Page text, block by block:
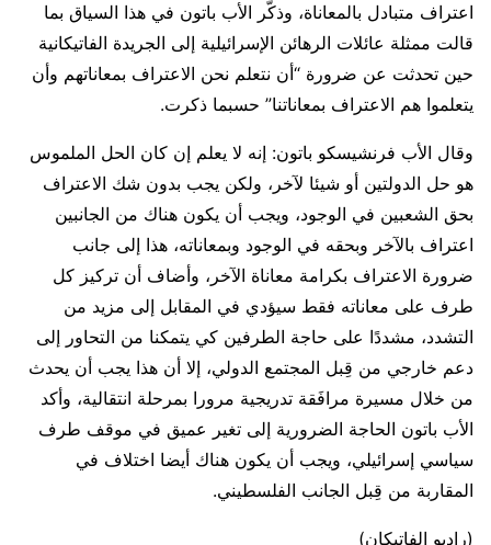
اعتراف متبادل بالمعاناة، وذكَّر الأب باتون في هذا السياق بما
قالت ممثلة عائلات الرهائن الإسرائيلية إلى الجريدة الفاتيكانية
حين تحدثت عن ضرورة “أن نتعلم نحن الاعتراف بمعاناتهم وأن
يتعلموا هم الاعتراف بمعاناتنا” حسبما ذكرت.
وقال الأب فرنشيسكو باتون: إنه لا يعلم إن كان الحل الملموس
هو حل الدولتين أو شيئا لآخر، ولكن يجب بدون شك الاعتراف
بحق الشعبين في الوجود، ويجب أن يكون هناك من الجانبين
اعتراف بالآخر وبحقه في الوجود وبمعاناته، هذا إلى جانب
ضرورة الاعتراف بكرامة معاناة الآخر، وأضاف أن تركيز كل
طرف على معاناته فقط سيؤدي في المقابل إلى مزيد من
التشدد، مشددًا على حاجة الطرفين كي يتمكنا من التحاور إلى
دعم خارجي من قِبل المجتمع الدولي، إلا أن هذا يجب أن يحدث
من خلال مسيرة مرافَقة تدريجية مرورا بمرحلة انتقالية، وأكد
الأب باتون الحاجة الضرورية إلى تغير عميق في موقف طرف
سياسي إسرائيلي، ويجب أن يكون هناك أيضا اختلاف في
المقاربة من قِبل الجانب الفلسطيني.
(راديو الفاتيكان)